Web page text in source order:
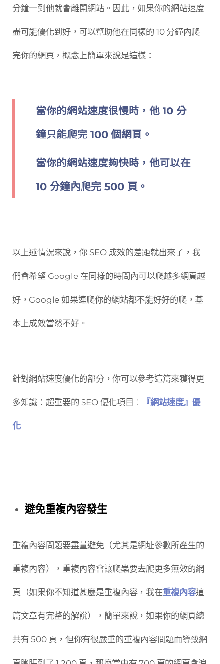
分鐘一到他就會離開網站。因此，如果你的網站速度
盡可能優化到好，可以幫助他在同樣的 10 分鐘內爬
完你的網頁，概念上簡單來說是這樣：
當你的網站速度很慢時，他 10 分
鐘只能爬完 100 個網頁。
當你的網站速度夠快時，他可以在
10 分鐘內爬完 500 頁。
以上述情況來說，你 SEO 成效的差距就出來了，我
們會希望 Google 在同樣的時間內可以爬越多網頁越
好，Google 如果連爬你的網站都不能好好的爬，基
本上成效當然不好。
針對網站速度優化的部分，你可以參考這篇來獲得更
多知識：超重要的 SEO 優化項目： 『網站速度』優
化
避免重複內容發生
重複內容問題要盡量避免（尤其是網址參數所產生的
重複內容），重複內容會讓爬蟲要去爬更多無效的網
頁（如果你不知道甚麼是重複內容，我在重複內容這
篇文章有完整的解說），簡單來說，如果你的網頁總
共有 500 頁，但你有很嚴重的重複內容問題而導致網